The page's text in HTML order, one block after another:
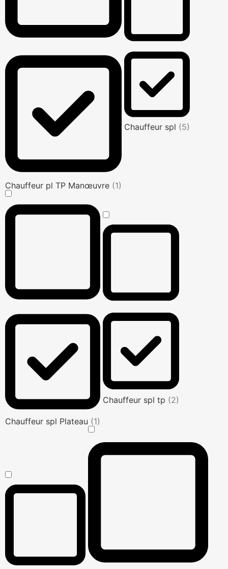
Chauffeur pl TP Manœuvre (1)
Chauffeur spl (5)
Chauffeur spl Plateau (1)
Chauffeur spl tp (2)